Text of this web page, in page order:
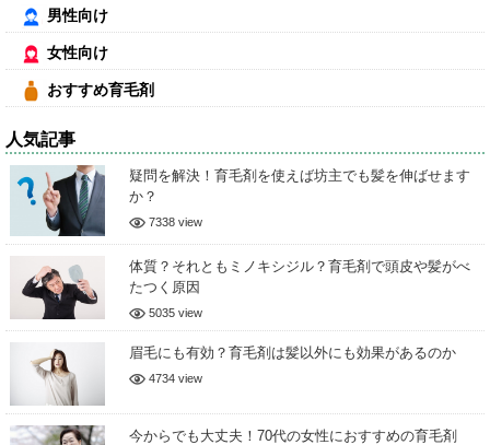
男性向け
女性向け
おすすめ育毛剤
人気記事
疑問を解決！育毛剤を使えば坊主でも髪を伸ばせます
か？
7338 view
体質？それともミノキシジル？育毛剤で頭皮や髪がべ
たつく原因
5035 view
眉毛にも有効？育毛剤は髪以外にも効果があるのか
4734 view
今からでも大丈夫！70代の女性におすすめの育毛剤